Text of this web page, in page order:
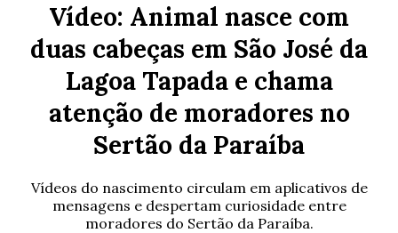
Vídeo: Animal nasce com
duas cabeças em São José da
Lagoa Tapada e chama
atenção de moradores no
Sertão da Paraíba
Vídeos do nascimento circulam em aplicativos de
mensagens e despertam curiosidade entre
moradores do Sertão da Paraíba.